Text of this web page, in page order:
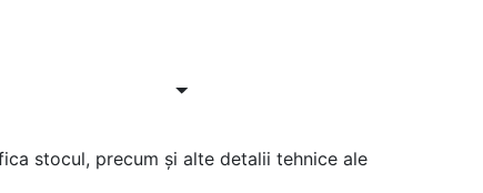
stocul, precum și alte detalii tehnice ale